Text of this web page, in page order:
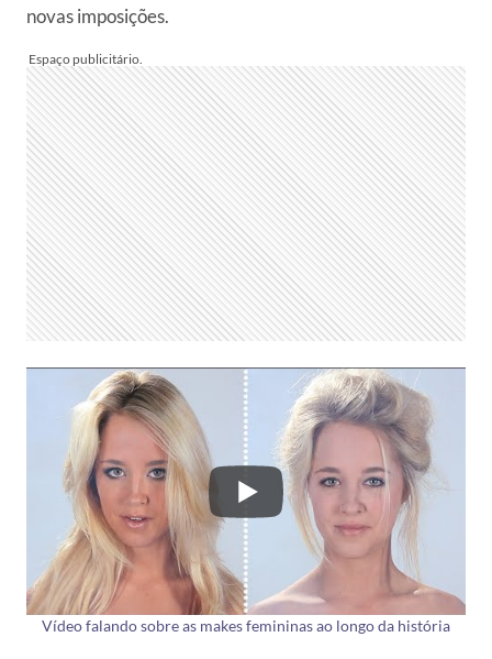
novas imposições.
Vídeo falando sobre as makes femininas ao longo da história